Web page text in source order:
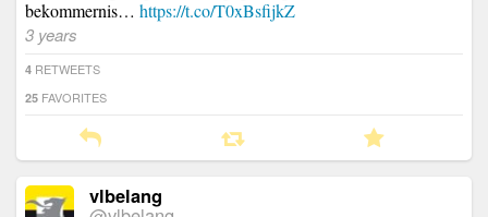
bekommernis… https://t.co/T0xBsfijkZ
3 years
4 RETWEETS
25 FAVORITES
vlbelang